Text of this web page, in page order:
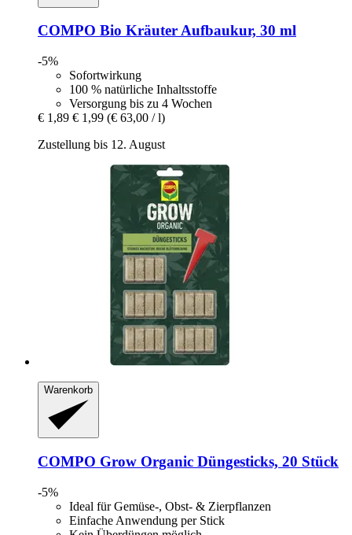
COMPO Bio Kräuter Aufbaukur, 30 ml
-5%
Sofortwirkung
100 % natürliche Inhaltsstoffe
Versorgung bis zu 4 Wochen
€ 1,89 € 1,99 (€ 63,00 / l)
Zustellung bis 12. August
Warenkorb
COMPO Grow Organic Düngesticks, 20 Stück
-5%
Ideal für Gemüse-, Obst- & Zierpflanzen
Einfache Anwendung per Stick